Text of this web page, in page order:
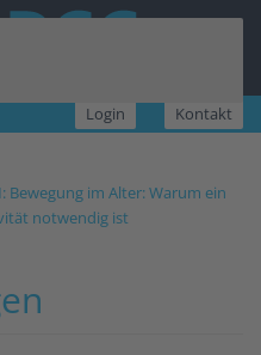
Login Kontakt
Bewegung im Alter: Warum ein
notwendig ist